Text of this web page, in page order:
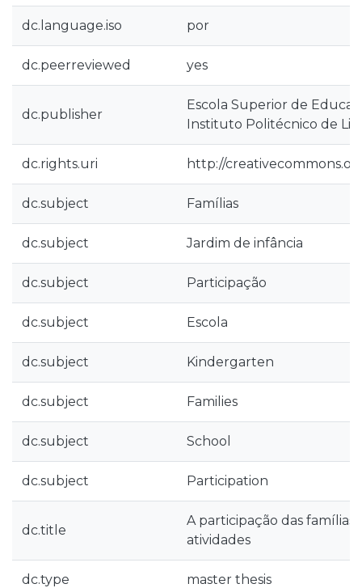
dc.language.iso por
dc.peerreviewed yes
dc.publisher
Escola Superior de
Instituto Politécnico de
dc.rights.uri http://
dc.subject Famílias
dc.subject Jardim de infância
dc.subject Participação
dc.subject Escola
dc.subject Kindergarten
dc.subject Families
dc.subject School
dc.subject Participation
dc.title
A participação das famílias
atividades
dc.type master thesis